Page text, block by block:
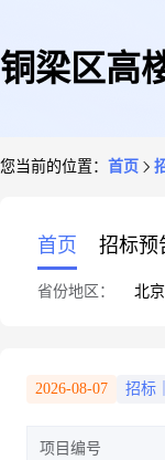
铜梁区高
您当前的位置： 首页
首页 招标预
省份地区： 北京
2026-08-07 招标
项目编号